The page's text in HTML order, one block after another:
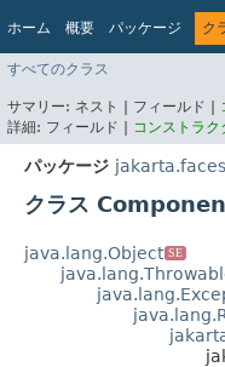
ホーム 概要 パッケージ ク
すべてのクラス
サマリー: ネスト | フィールド |
詳細: フィールド | コンストラク
パッケージ
クラス
java.lang.Object SE